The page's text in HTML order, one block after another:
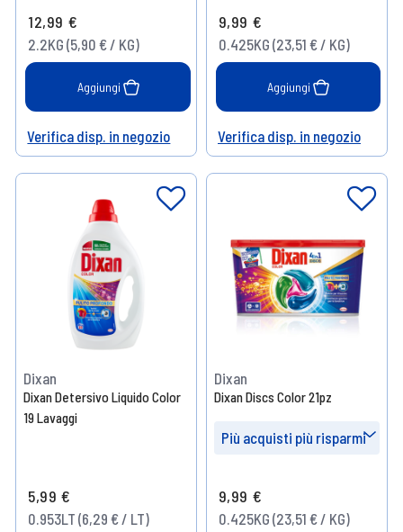
12,99 €
2.2KG (5,90 € / KG)
Aggiungi
Help
Verifica disp. in negozio
9,99 €
0.425KG (23,51 € / KG)
Aggiungi
Help
Verifica disp. in negozio
Dixan
Dixan Detersivo Liquido Color
19 Lavaggi
5,99 €
0.953LT (6,29 € / LT)
Dixan
Dixan Discs Color 21pz
Più acquisti più risparmi
9,99 €
0.425KG (23,51 € / KG)